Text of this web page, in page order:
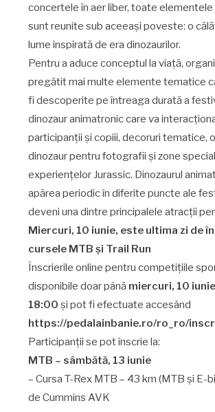
concertele în aer liber, toate
sunt reunite sub aceeași poveste: o
lume inspirată de era dinozaurilor.
Pentru a aduce conceptul la viață,
pregătit mai multe elemente tematice
fi descoperite pe întreaga durată a
dinozaur animatronic care va
participanții și copiii, decoruri tematice,
dinozaur pentru fotografii și zone
experiențelor Jurassic. Dinozaurul
apărea periodic în diferite puncte ale
deveni una dintre principalele atracții
Miercuri, 10 iunie, este ultima zi de
cursele MTB și Trail Run
Înscrierile online pentru competițiile
disponibile doar până miercuri, 10
18:00 și pot fi efectuate accesând
https://pedalainbanie.ro/ro_ro/
Participanții se pot înscrie la:
MTB – sâmbătă, 13 iunie
– Cursa T-Rex MTB – 43 km (MTB și E-
de Cummins AVK